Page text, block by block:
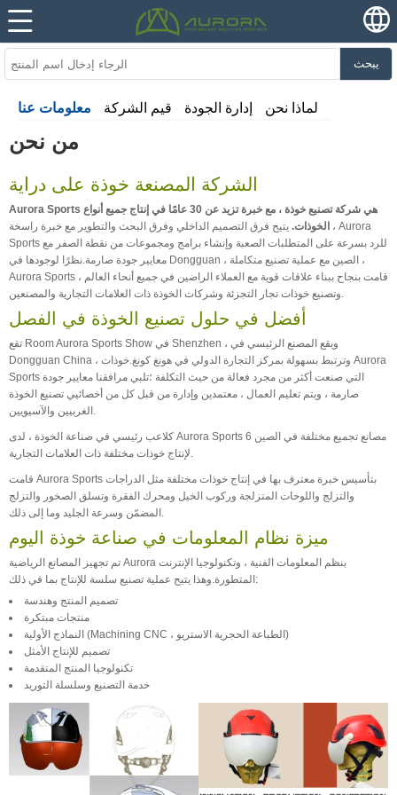
يبحث
معلومات عنا قيم الشركة إدارة الجودة لماذا نحن
من نحن
الشركة المصنعة خوذة على دراية
Aurora Sports هي شركة تصنيع خوذة ، مع خبرة تزيد عن 30 عامًا في إنتاج جميع أنواع
الخوذات. يتيح فرق التصميم الداخلي وفرق البحث والتطوير مع خبرة راسخة ، Aurora
Sports للرد بسرعة على المتطلبات الصعبة وإنشاء برامج ومجموعات من نقطة الصفر مع
معايير جودة صارمة.نظرًا لوجودها في Dongguan ، الصين مع عملية تصنيع متكاملة ،
Aurora Sports ، قامت بنجاح ببناء علاقات قوية مع العملاء الراضين في جميع أنحاء العالم
وتصنيع خوذات تجار التجزئة وشركات الخوذة ذات العلامات التجارية والمصنعين.
أفضل في حلول تصنيع الخوذة في الفصل
تقع Room Aurora Sports Show في Shenzhen ، ويقع المصنع الرئيسي في
Dongguan China ، وترتبط بسهولة بمركز التجارة الدولي في هونغ كونغ.خوذات Aurora
Sports التي صنعت أكثر من مجرد فعالة من حيث التكلفة ؛تلبي مرافقنا معايير جودة
صارمة ، ويتم تعليم العمال ، معتمدين وإدارة من قبل كل من أخصائيي تصنيع الخوذة
الغربيين والآسيويين.
كلاعب رئيسي في صناعة الخوذة ، لدى Aurora Sports 6 مصانع تجميع مختلفة في الصين
لإنتاج خوذات مختلفة ذات العلامات التجارية.
قامت Aurora Sports بتأسيس خبرة معترف بها في إنتاج خوذات مختلفة مثل الدراجات
والتزلج واللوحات المتزلجة وركوب الخيل ومحرك الفقرة وتسلق الصخور والتزلج
المضمّن وسرعة الجليد وما إلى ذلك.
ميزة نظام المعلومات في صناعة خوذة اليوم
تم تجهيز المصانع الرياضية Aurora بنظم المعلومات الفنية ، وتكنولوجيا الإنترنت
المتطورة.وهذا يتيح عملية تصنيع سلسة للإنتاج بما في ذلك:
تصميم المنتج وهندسة
منتجات مبتكرة
النماذج الأولية (Machining CNC ، الطباعة الحجرية الاستريو)
تصميم للإنتاج الأمثل
تكنولوجيا المنتج المتقدمة
خدمة التصنيع وسلسلة التوريد